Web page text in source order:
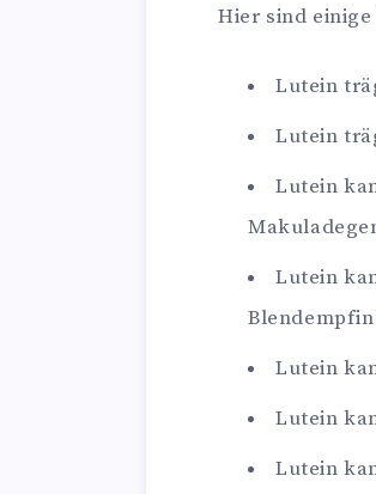
Hier sind einige
Lutein
Lutein
Lutein
Lutein
Lutein
Lutein
Lutein